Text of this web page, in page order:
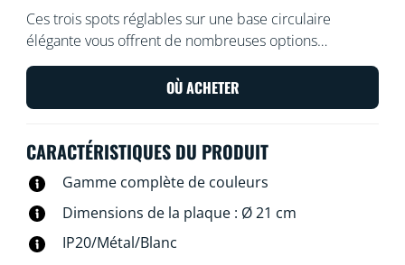
Ces trois spots réglables sur une base circulaire
élégante vous offrent de nombreuses options
intéressantes pour inonder votre pièce d'une belle
lumière et de belles couleurs. Choisissez un scénario
de lumière pour une activité spécifique avec nos spots
travail avec des routines automatisées.
OÙ ACHETER
CARACTÉRISTIQUES DU PRODUIT
Gamme complète de couleurs
Dimensions de la plaque : Ø 21 cm
IP20/Métal/Blanc